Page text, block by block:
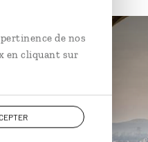
de nos
en cliquant sur
Hongrie